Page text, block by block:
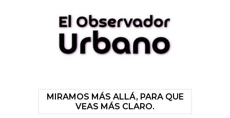
MIRAMOS MÁS ALLÁ, PARA QUE
VEAS MÁS CLARO.